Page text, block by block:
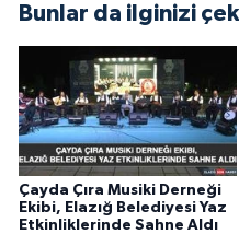
Bunlar da ilginizi
Çayda Çıra Musiki Derneği
Ekibi, Elazığ Belediyesi Yaz
Etkinliklerinde Sahne Aldı